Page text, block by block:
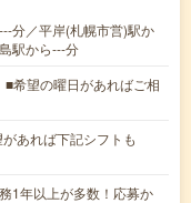
分／平岸(札幌市営)駅か
駅から---分
希望の曜日があればご相
あれば下記シフトも
1年以上が多数！応募か